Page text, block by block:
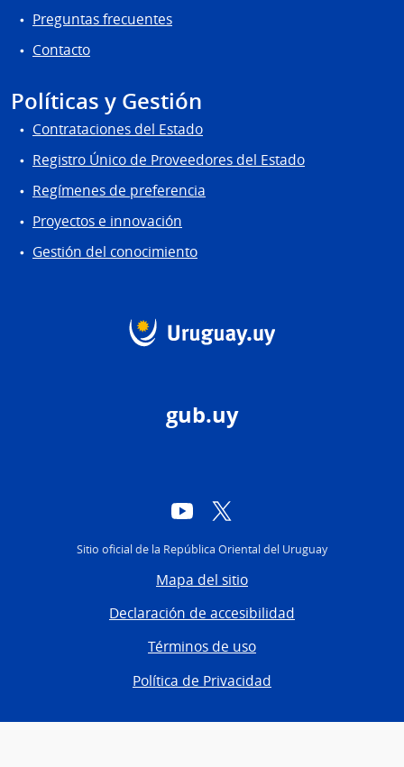
Preguntas frecuentes
Contacto
Políticas y Gestión
Contrataciones del Estado
Registro Único de Proveedores del Estado
Regímenes de preferencia
Proyectos e innovación
Gestión del conocimiento
gub.uy
YouTube
Sitio oficial de la República Oriental del Uruguay
Mapa del sitio
Declaración de accesibilidad
Términos de uso
Política de Privacidad